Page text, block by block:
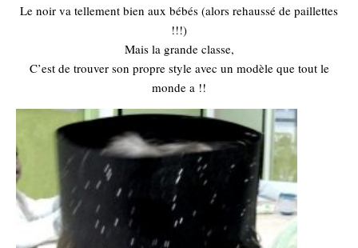
Le noir va tellement bien aux bébés (alors rehaussé de paillettes
!!!)
Mais la grande classe,
C’est de trouver son propre style avec un modèle que tout le
monde a !!